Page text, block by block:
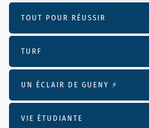
TOUT POUR RÉUSSIR
TURF
UN ÉCLAIR DE GUENY ⚡️
VIE ÉTUDIANTE